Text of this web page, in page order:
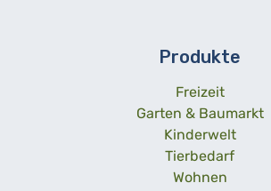
Produkte
Freizeit
Garten & Baumarkt
Kinderwelt
Tierbedarf
Wohnen